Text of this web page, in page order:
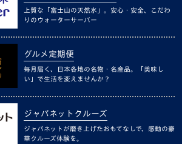
上質な「富士山の天然水」。安心・安全、こだわ
りのウォーターサーバー
グルメ定期便
毎月届く、日本各地の名物・名産品。「美味し
い」で生活を変えませんか？
ジャパネットクルーズ
ジャパネットが磨き上げたおもてなしで、感動の豪
華クルーズ体験を。